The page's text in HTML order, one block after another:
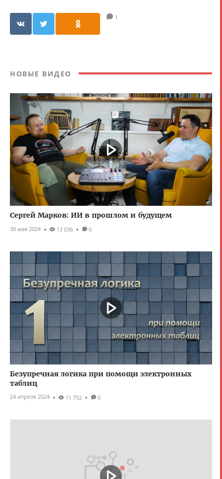
1
НОВЫЕ ВИДЕО
Сергей Марков: ИИ в прошлом и будущем
30 мая 2024 13 036 0
Безупречная логика при помощи электронных
таблиц
24 апреля 2024 11 752 0